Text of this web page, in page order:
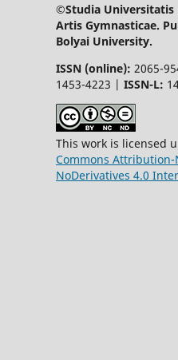
©Studia Universitatis
Artis Gymnasticae.
Bolyai University.
ISSN (online): 2065-
1453-4223 | ISSN-L:
This work is licensed
Commons Attribution-
NoDerivatives 4.0